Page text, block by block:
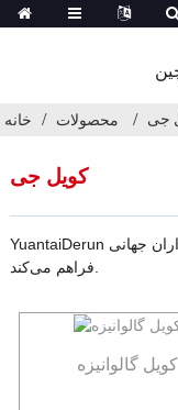
خانه محصولات جی
کویل جی
YuantaiDerun نوار فولادی گالوانیزه با کیفیت بالا را برای خریداران جهانی
کویل گالوانیزه